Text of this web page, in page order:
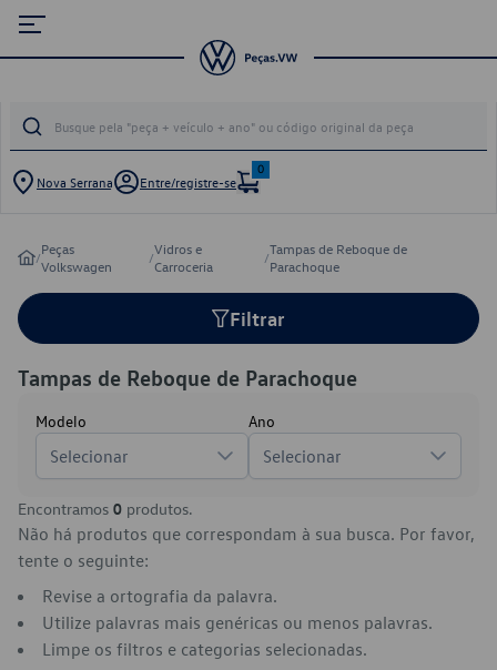
Nova Serrana Entre/registre-se
0
/Peças
Volkswagen
/Vidros e
Carroceria
/Tampas de Reboque de
Parachoque
Filtrar
Tampas de Reboque de Parachoque
Modelo
Selecionar
Ano
Selecionar
Encontramos 0 produtos.
Não há produtos que correspondam à sua busca. Por favor,
tente o seguinte:
Revise a ortografia da palavra.
Utilize palavras mais genéricas ou menos palavras.
Limpe os filtros e categorias selecionadas.